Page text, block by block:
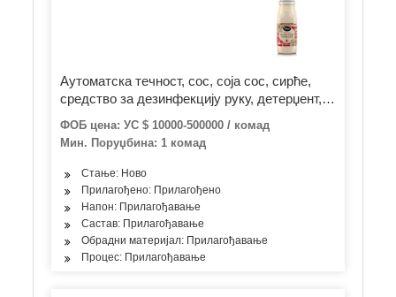
Аутоматска течност, сос, соја сос, сирће,
средство за дезинфекцију руку, детерџент,
шампон, гел за туширање, машина за
пуњење клипних глава са 4-20 глава.
ФОБ цена: УС $ 10000-500000 / комад
Мин. Поруџбина: 1 комад
Стање: Ново
Прилагођено: Прилагођено
Напон: Прилагођавање
Састав: Прилагођавање
Обрадни материјал: Прилагођавање
Процес: Прилагођавање